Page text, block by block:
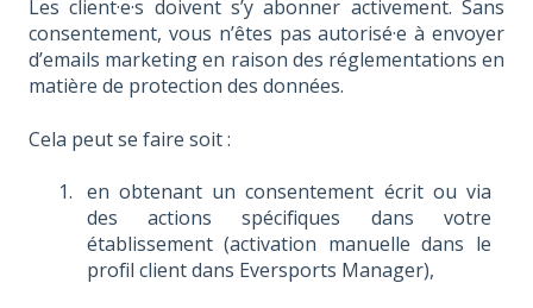
Les client·e·s doivent s’y abonner activement. Sans
consentement, vous n’êtes pas autorisé·e à envoyer
d’emails marketing en raison des réglementations en
matière de protection des données.
Cela peut se faire soit :
en obtenant un consentement écrit ou via
des actions spécifiques dans votre
établissement (activation manuelle dans le
profil client dans Eversports Manager),